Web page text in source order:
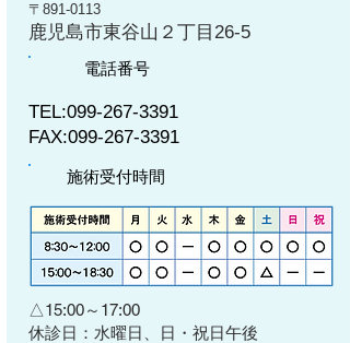
〒891-0113
鹿児島市東谷山２丁目26-5
電話番号
TEL:099-267-3391
FAX:099-267-3391
施術受付時間
△15:00～17:00
​休診日：水曜日、日・祝日午後